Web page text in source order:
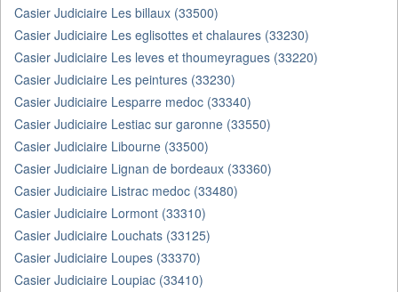
Casier Judiciaire Les billaux (33500)
Casier Judiciaire Les eglisottes et chalaures (33230)
Casier Judiciaire Les leves et thoumeyragues (33220)
Casier Judiciaire Les peintures (33230)
Casier Judiciaire Lesparre medoc (33340)
Casier Judiciaire Lestiac sur garonne (33550)
Casier Judiciaire Libourne (33500)
Casier Judiciaire Lignan de bordeaux (33360)
Casier Judiciaire Listrac medoc (33480)
Casier Judiciaire Lormont (33310)
Casier Judiciaire Louchats (33125)
Casier Judiciaire Loupes (33370)
Casier Judiciaire Loupiac (33410)